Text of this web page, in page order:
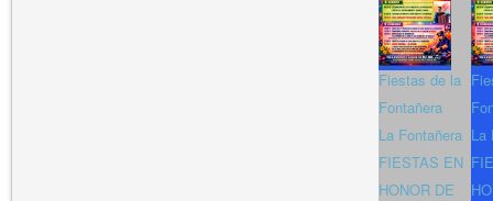
Fiestas de la
Fontañera
La Fontañera
FIESTAS EN
HONOR DE
La